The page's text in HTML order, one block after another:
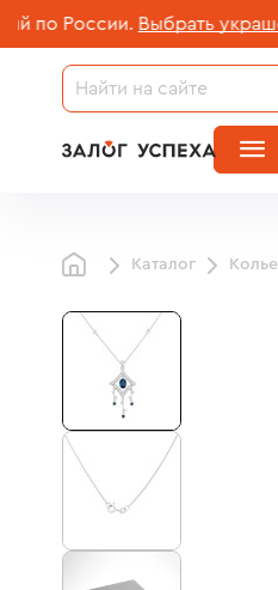
России. Выбрать украшение
Каталог Колье